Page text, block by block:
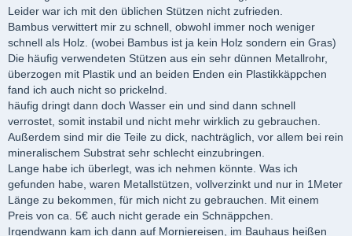
Leider war ich mit den üblichen Stützen nicht zufrieden.
Bambus verwittert mir zu schnell, obwohl immer noch weniger
schnell als Holz. (wobei Bambus ist ja kein Holz sondern ein Gras)
Die häufig verwendeten Stützen aus ein sehr dünnen Metallrohr,
überzogen mit Plastik und an beiden Enden ein Plastikkäppchen
fand ich auch nicht so prickelnd.
häufig dringt dann doch Wasser ein und sind dann schnell
verrostet, somit instabil und nicht mehr wirklich zu gebrauchen.
Außerdem sind mir die Teile zu dick, nachträglich, vor allem bei rein
mineralischem Substrat sehr schlecht einzubringen.
Lange habe ich überlegt, was ich nehmen könnte. Was ich
gefunden habe, waren Metallstützen, vollverzinkt und nur in 1Meter
Länge zu bekommen, für mich nicht zu gebrauchen. Mit einem
Preis von ca. 5€ auch nicht gerade ein Schnäppchen.
Irgendwann kam ich dann auf Morniereisen, im Bauhaus heißen